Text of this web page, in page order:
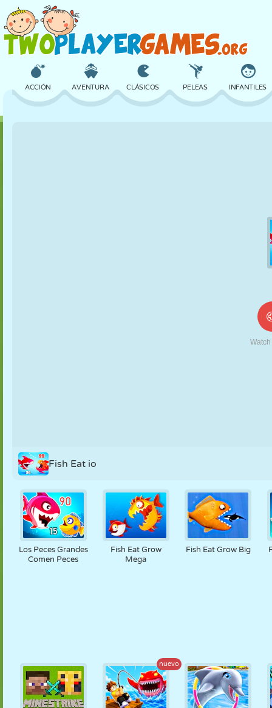
ACCIÓN AVENTURA CLÁSICOS PELEAS INFANTILES
Fish Eat io
Los Peces Grandes
Comen Peces
Fish Eat Grow
Mega
Fish Eat Grow Big
nuevo